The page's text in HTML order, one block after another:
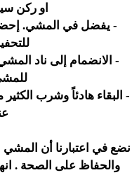
او ركن
- يفضل في المشي.
- الانضمام إلى ناد
- البقاء هادئاً وشرب
نضع في اعتبارنا أن
والحفاظ على الصحة .